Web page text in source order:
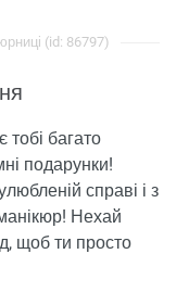
(id: 86797)
багато
подарунки!
справі і з
Нехай
щоб ти просто